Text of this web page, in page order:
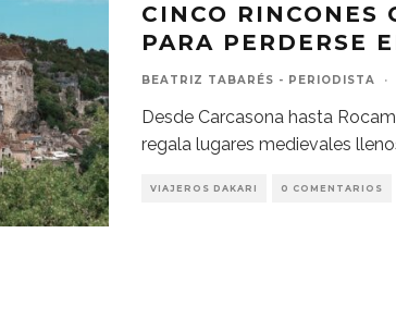
CINCO RINCONES
PARA PERDERSE
BEATRIZ TABARÉS - PERIODISTA ·
Desde Carcasona hasta
regala lugares medievales
VIAJEROS DAKARI 0 COMENTARIOS